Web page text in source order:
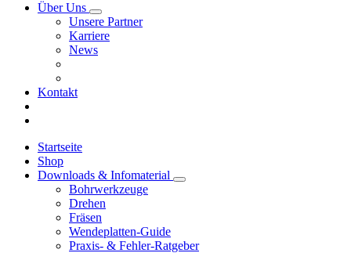
Über Uns
Unsere Partner
Karriere
News
Kontakt
Startseite
Shop
Downloads & Infomaterial
Bohrwerkzeuge
Drehen
Fräsen
Wendeplatten-Guide
Praxis- & Fehler-Ratgeber